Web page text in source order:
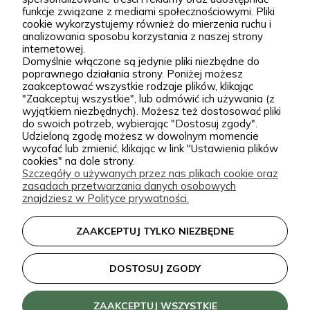
dobierają każdą odmianę dostępną w naszej
ofercie. W sprzedaży znajdziesz zarówno
sprawdzone, klasyczne gatunki, jak i ciekawsze,
bardziej unikatowe krzewy ozdobne, drzewa, byliny
oraz sadzonki do ogrodu. Każda roślina jest przez
nas pielęgnowana, nawożona, przycinana i
przygotowywana tak, aby mogła trafić do Twojego
ogrodu w jak najlepszej kondycji. W Zielonej Parze
stawiamy przede wszystkim na jakość sadzonek.
Wiemy, że dobrze ukorzeniona, zdrowa roślina to
podstawa udanego ogrodu, dlatego nie traktujemy
sprzedaży roślin jak zwykłej wysyłki produktu.
Nasze sadzonki są starannie prowadzone i
zabezpieczane przed transportem, dzięki czemu
klienci doceniają je za wygląd, kondycję oraz dobre
Podgórna 9, 97-565 Brudzice
+48 793 037 145
kontakt@zielonapara.pl
Kategorie
Informacje
zielonapara.pl © 2026
Made with
by
funkcje związane z mediami społecznościowymi. Pliki
cookie wykorzystujemy również do mierzenia ruchu i
analizowania sposobu korzystania z naszej strony
internetowej.
Domyślnie włączone są jedynie pliki niezbędne do
poprawnego działania strony. Poniżej możesz
zaakceptować wszystkie rodzaje plików, klikając
"Zaakceptuj wszystkie", lub odmówić ich używania (z
wyjątkiem niezbędnych). Możesz też dostosować pliki
do swoich potrzeb, wybierając "Dostosuj zgody".
Udzieloną zgodę możesz w dowolnym momencie
wycofać lub zmienić, klikając w link "Ustawienia plików
cookies" na dole strony.
Szczegóły o używanych przez nas plikach cookie oraz
zasadach przetwarzania danych osobowych
znajdziesz w Polityce prywatności.
ZAAKCEPTUJ TYLKO NIEZBĘDNE
DOSTOSUJ ZGODY
ZAAKCEPTUJ WSZYSTKIE